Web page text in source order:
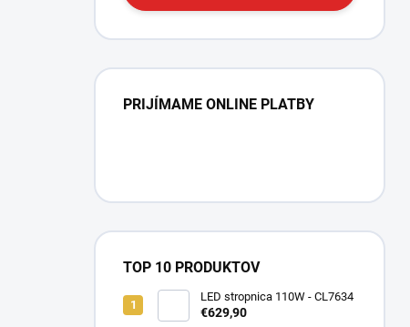
PRIJÍMAME ONLINE PLATBY
TOP 10 PRODUKTOV
LED stropnica 110W - CL7634
€629,90